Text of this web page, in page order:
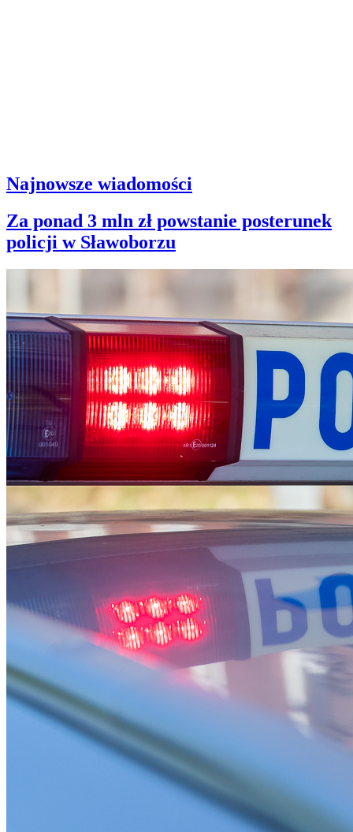
Najnowsze wiadomości
Za ponad 3 mln zł powstanie posterunek
policji w Sławoborzu